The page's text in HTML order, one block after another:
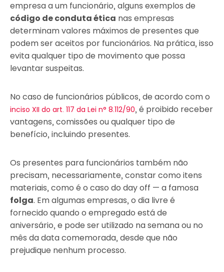
empresa a um funcionário, alguns exemplos de
código de conduta ética nas empresas
determinam valores máximos de presentes que
podem ser aceitos por funcionários. Na prática, isso
evita qualquer tipo de movimento que possa
levantar suspeitas.
No caso de funcionários públicos, de acordo com o
inciso XII do art. 117 da Lei n° 8.112/90, é proibido receber
vantagens, comissões ou qualquer tipo de
benefício, incluindo presentes.
Os presentes para funcionários também não
precisam, necessariamente, constar como itens
materiais, como é o caso do day off — a famosa
folga. Em algumas empresas, o dia livre é
fornecido quando o empregado está de
aniversário, e pode ser utilizado na semana ou no
mês da data comemorada, desde que não
prejudique nenhum processo.